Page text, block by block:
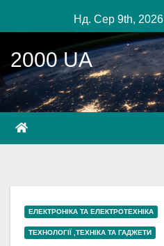
до
вмісту
Нд. Сер 9th, 2026
2000 UA
ЕЛЕКТРОНІКА ТА ЕЛЕКТРОТЕХНІКА
ТЕХНОЛОГІЇ ,ТЕХНІКА ТА ГАДЖЕТИ